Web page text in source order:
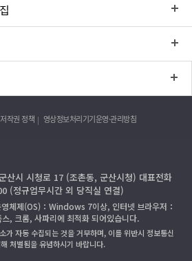
저작권 정책 영상정보처리기기운영·관리방침
산시 시청로 17 (조촌동, 군산시청) 대표전화
(정규업무시간 외 당직실 연결)
체제(OS)：Windows 7이상, 인터넷 브라우저：
, 크롬, 사파리에 최적화 되어있습니다.
가 자동 수집되는 것을 거부하며, 이를 위반시 정보통신
처벌됨을 유념하시기 바랍니다.